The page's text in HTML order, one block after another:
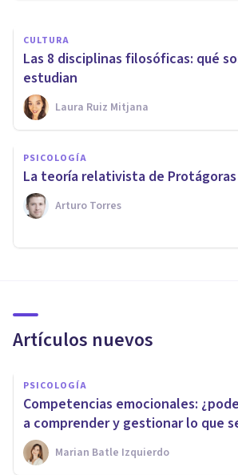
CULTURA
Las 8 disciplinas filosóficas: qué
estudian
Laura Ruiz Mitjana
PSICOLOGÍA
​La teoría relativista de Protágoras
Arturo Torres
Artículos nuevos
PSICOLOGÍA
Competencias emocionales:
a comprender y gestionar lo que
Marian Batle Izquierdo